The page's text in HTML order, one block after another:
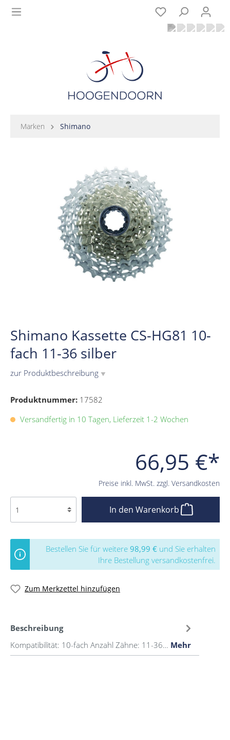
Marken Shimano
Shimano Kassette CS-HG81 10-
fach 11-36 silber
zur Produktbeschreibung ▼
Produktnummer: 17582
66,95 €*
Preise inkl. MwSt. zzgl. Versandkosten
Versandfertig in 10 Tagen, Lieferzeit 1-2 Wochen
In den Warenkorb
Bestellen Sie für weitere 98,99 € und Sie erhalten
Ihre Bestellung versandkostenfrei.
Zum Merkzettel hinzufügen
Beschreibung
Kompatibilität: 10-fach Anzahl Zähne: 11-36… Mehr